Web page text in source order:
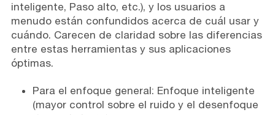
inteligente, Paso alto, etc.), y los usuarios a
menudo están confundidos acerca de cuál usar y
cuándo. Carecen de claridad sobre las diferencias
entre estas herramientas y sus aplicaciones
óptimas.
Para el enfoque general: Enfoque inteligente
(mayor control sobre el ruido y el desenfoque